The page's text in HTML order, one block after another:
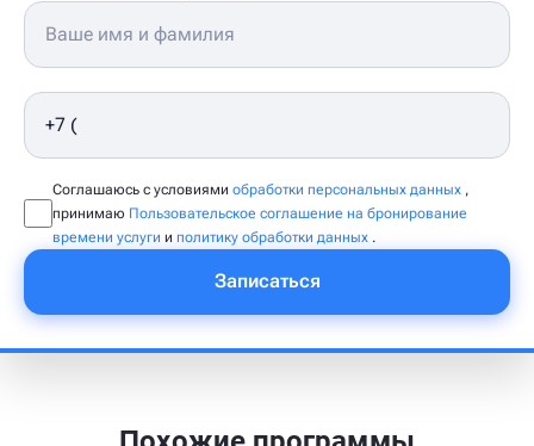
Соглашаюсь с условиями обработки персональных данных ,
принимаю Пользовательское соглашение на бронирование
времени услуги и политику обработки данных .
Записаться